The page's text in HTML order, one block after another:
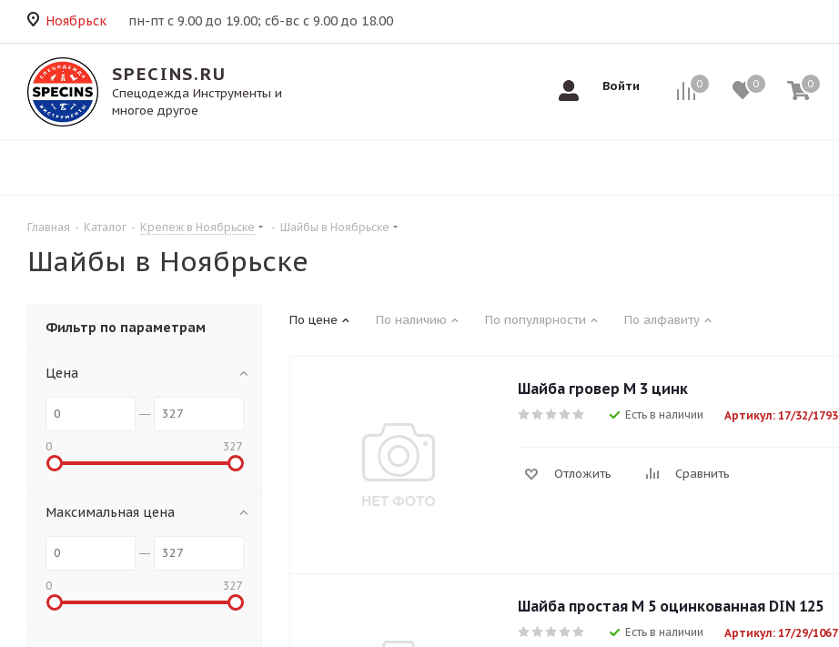
Ноябрьск пн-пт с 9.00 до 19.00; сб-вс с 9.00 до 18.00
SPECINS.RU
Спецодежда Инструменты и
многое другое
Войти 0 0 0
0
Главная - Каталог - Крепеж в Ноябрьске - Шайбы в Ноябрьске
Шайбы в Ноябрьске
По цене По наличию По популярности По алфавиту
Шайба гровер М 3 цинк
Есть в наличии Артикул: 17/32/1793
Отложить Сравнить
Шайба простая М 5 оцинкованная DIN 125
Есть в наличии Артикул: 17/29/1067
Фильтр по параметрам
Цена
0 327
Максимальная цена
0 327